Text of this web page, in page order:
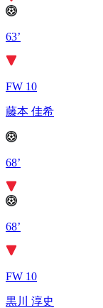
63’
FW 10
藤本 佳希
68’
68’
FW 10
黒川 淳史